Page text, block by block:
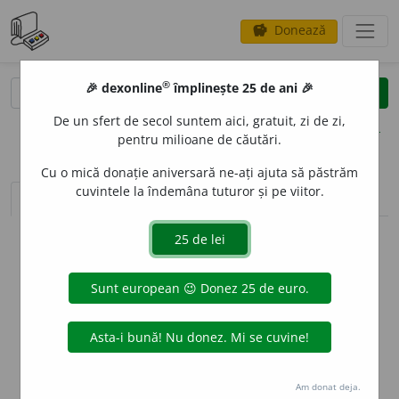
savings Donează
clear
opțiuni
sinteza definițiilor (1) definiții (1) declinări
info
Aceste definiții sunt compilate de
echipa dexonline. Definițiile
originale se află pe filadefiniții.
preferințe
🎉 dexonline® împlinește 25 de ani 🎉
De un sfert de secol suntem aici, gratuit, zi de zi,
pentru milioane de căutări.
Cu o mică donație aniversară ne-ați ajuta să păstrăm
cuvintele la îndemâna tuturor și pe viitor.
Am donat deja.